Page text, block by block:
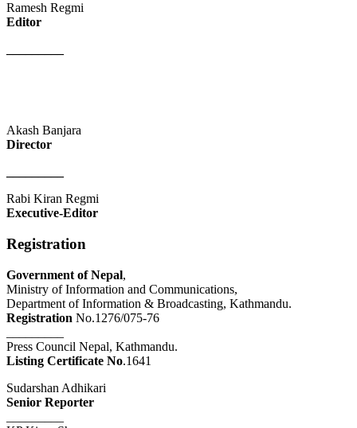
Ramesh Regmi
Editor
Akash Banjara
Director
Rabi Kiran Regmi
Executive-Editor
Registration
Government of Nepal,
Ministry of Information and Communications,
Department of Information & Broadcasting, Kathmandu.
Registration No.1276/075-76
Press Council Nepal, Kathmandu.
Listing Certificate No.1641
Sudarshan Adhikari
Senior Reporter